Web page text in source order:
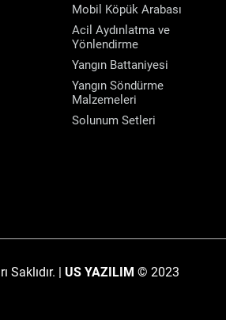
Mobil Köpük Arabası
Acil Aydınlatma ve
Yönlendirme
Yangın Battaniyesi
Yangın Söndürme
Malzemeleri
Solunum Setleri
Saklıdır. | US YAZILIM © 2023